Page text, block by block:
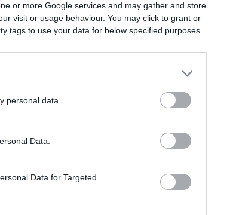
or more Google services and may gather and store
visit or usage behaviour. You may click to grant or
tags to use your data for below specified purposes
personal data.
Data.
Data for Targeted
szól, ami viszont jogos!
ugyanazon teljesítménnyel -itt
részre kevesebb teljesítmény
2009.03.24 21:56:00